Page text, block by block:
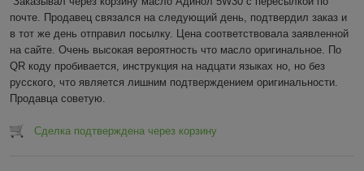
почте. Продавец связался на следующий день, подтвердил заказ и
в тот же день отправил посылку. Цена соответствовала заявленной
на сайте. Очень высокая вероятность что масло оригинальное. По
QR коду пробивается, инструкция на надцати языках но, но без
русского, что является лишним подтверждением оригинальности.
Продавца советую.
Сделка подтверждена через корзину